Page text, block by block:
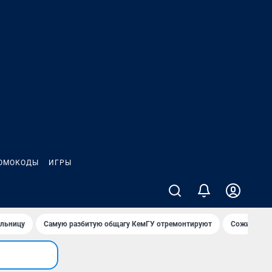
ИГРЫ
Самую разбитую общагу КемГУ отремонтируют